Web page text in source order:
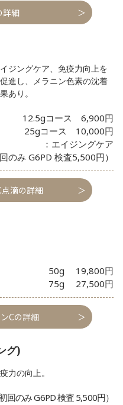
詳細
ジングケア、免疫力向上を
進し、メラニン色素の沈着
あり。
12.5gコース 6,900円
25gコース 10,000円
：エイジングケア
のみ G6PD 検査5,500円）
滴の詳細
50g 19,800円
75g 27,500円
Cの詳細
グ)
力の向上。
回のみ G6PD 検査 5,500円）